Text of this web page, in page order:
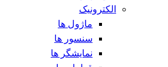
الکترونیک
ماژول ها
سنسور ها
نمایشگر ها